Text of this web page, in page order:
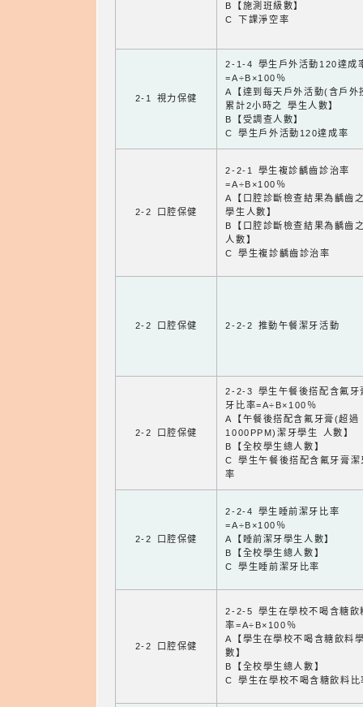
B【施測班級數】
C 下課淨空率
2-1 視力保健
2-1-4 學生戶外活動120達成
=A÷B×100％
A【達到每天戶外活動(含戶外
累計2小時之 學生人數】
B【受調查人數】
C 學生戶外活動120達成率
2-2 口腔保健
2-2-1 學生複診齲齒診治率
=A÷B×100％
A【口腔診斷檢查結果為齲齒
學生人數】
B【口腔診斷檢查結果為齲齒
人數】
C 學生複診齲齒診治率
2-2 口腔保健 2-2-2 推動午餐潔牙活動
2-2 口腔保健
2-2-3 學生午餐後搭配含氟牙
牙比率=A÷B×100％
A【午餐後搭配含氟牙膏(超過
1000PPM)潔牙學生 人數】
B【全校學生總人數】
C 學生午餐後搭配含氟牙膏潔
率
2-2 口腔保健
2-2-4 學生睡前潔牙比率
=A÷B×100％
A【睡前潔牙學生人數】
B【全校學生總人數】
C 學生睡前潔牙比率
2-2 口腔保健
2-2-5 學生在學校不喝含糖飲
率=A÷B×100％
A【學生在學校不喝含糖飲料
數】
B【全校學生總人數】
C 學生在學校不喝含糖飲料比